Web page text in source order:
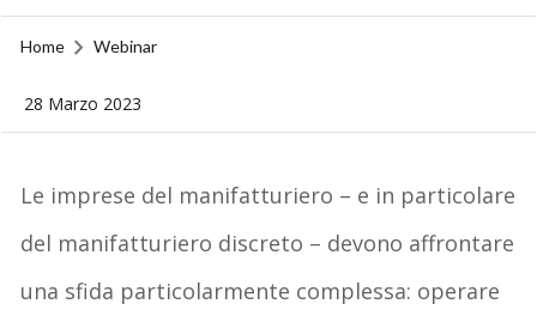
Home Webinar
28 Marzo 2023
Le imprese del manifatturiero – e in particolare
del manifatturiero discreto – devono affrontare
una sfida particolarmente complessa: operare